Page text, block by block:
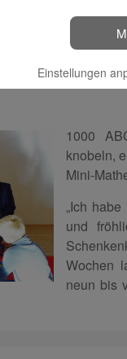
1000
knobeln,
Mini-
„Ich
und
Wochen
neun bis
Einstellungen